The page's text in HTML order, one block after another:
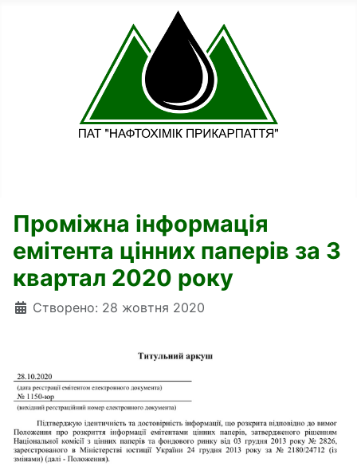
Проміжна інформація
емітента цінних паперів за 3
квартал 2020 року
Деталі
Створено: 28 жовтня 2020